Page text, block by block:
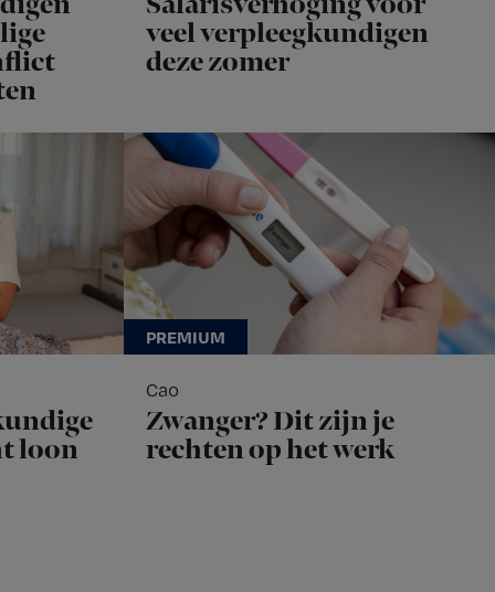
veel verpleegkundigen
deze zomer
loon
Cao
Zwanger? Dit zijn je
rechten op het werk